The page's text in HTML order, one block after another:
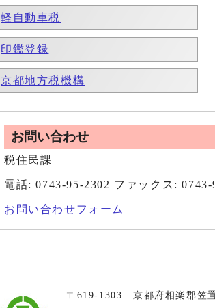
軽自動車税
印鑑登録
京都地方税機構
お問い合わせ
税住民課
電話: 0743-95-2302 ファックス: 0743-
お問い合わせフォーム
〒619-1303 京都府相楽郡笠